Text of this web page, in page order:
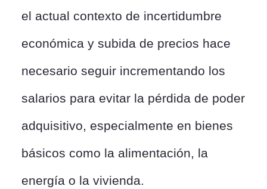
el actual contexto de incertidumbre
económica y subida de precios hace
necesario seguir incrementando los
salarios para evitar la pérdida de poder
adquisitivo, especialmente en bienes
básicos como la alimentación, la
energía o la vivienda.